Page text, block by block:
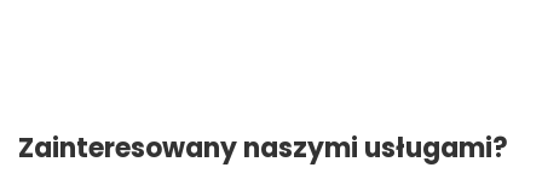
Zainteresowany naszymi usługami?